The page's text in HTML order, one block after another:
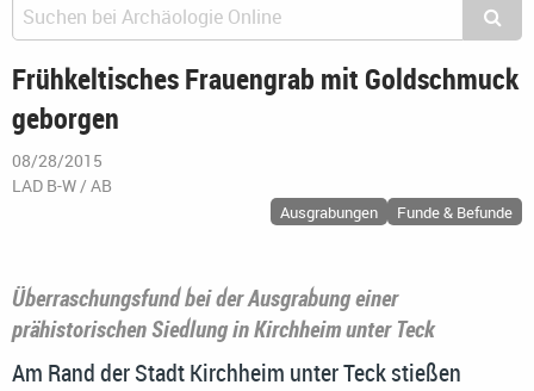
Frühkeltisches Frauengrab mit Goldschmuck
geborgen
08/28/2015
LAD B-W / AB
Ausgrabungen Funde & Befunde
Überraschungsfund bei der Ausgrabung einer
prähistorischen Siedlung in Kirchheim unter Teck
Am Rand der Stadt Kirchheim unter Teck stießen